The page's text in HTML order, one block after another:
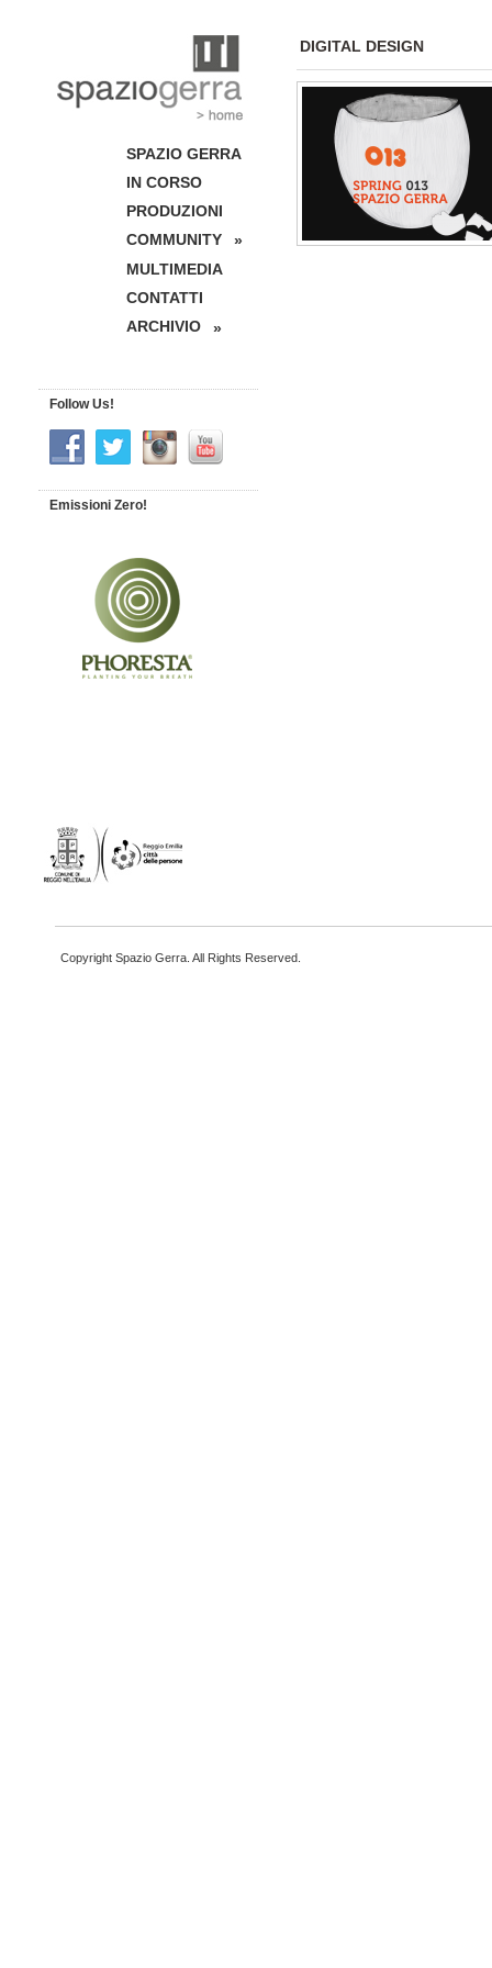
DIGITAL DESIGN
SPAZIO GERRA
IN CORSO
PRODUZIONI
COMMUNITY
»
MULTIMEDIA
CONTATTI
ARCHIVIO
»
Follow Us!
Emissioni Zero!
Copyright Spazio Gerra. All Rights Reserved.